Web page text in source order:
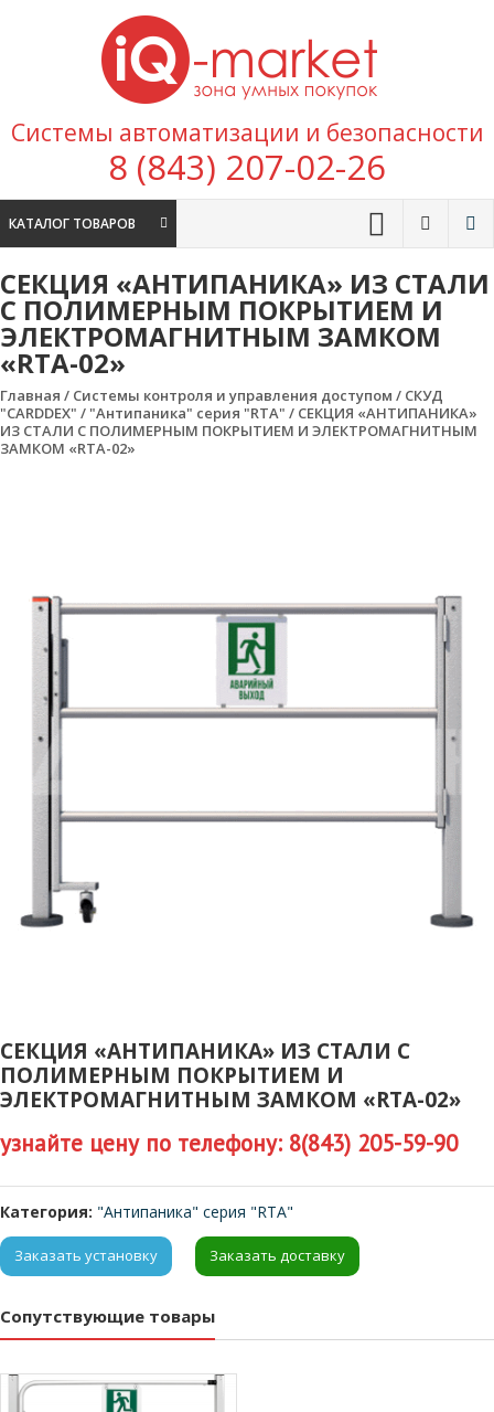
Перейти к содержимому
покупок
Системы автоматизации и безопасности
8 (843) 207-02-26
КАТАЛОГ ТОВАРОВ
СЕКЦИЯ «АНТИПАНИКА» ИЗ СТАЛИ
С ПОЛИМЕРНЫМ ПОКРЫТИЕМ И
ЭЛЕКТРОМАГНИТНЫМ ЗАМКОМ
«RTA-02»
Главная / Системы контроля и управления доступом / CКУД
"CARDDEX" / "Антипаника" серия "RTA" / СЕКЦИЯ «АНТИПАНИКА»
ИЗ СТАЛИ С ПОЛИМЕРНЫМ ПОКРЫТИЕМ И ЭЛЕКТРОМАГНИТНЫМ
ЗАМКОМ «RTA-02»
СЕКЦИЯ «АНТИПАНИКА» ИЗ СТАЛИ С
ПОЛИМЕРНЫМ ПОКРЫТИЕМ И
ЭЛЕКТРОМАГНИТНЫМ ЗАМКОМ «RTA-02»
узнайте цену по телефону: 8(843) 205-59-90
Категория: "Антипаника" серия "RTA"
Заказать установку Заказать доставку
Сопутствующие товары